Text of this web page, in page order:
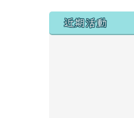
左邊區域
近期活動
頁尾區域